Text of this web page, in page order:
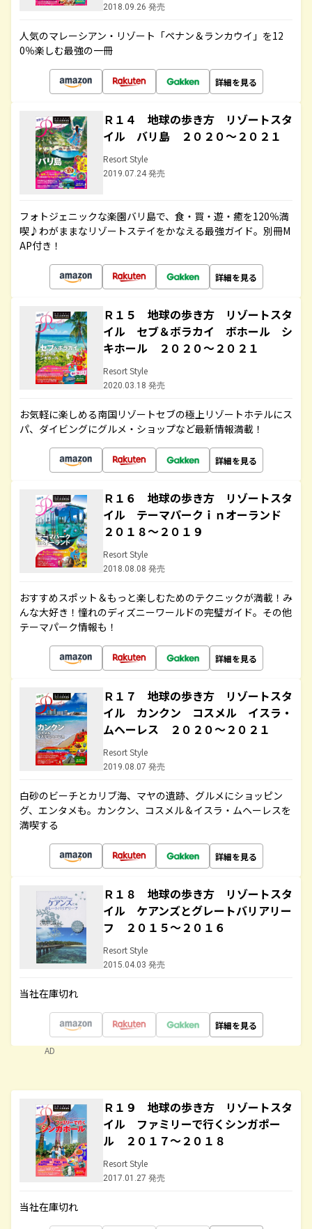
2018.09.26 発売
人気のマレーシアン・リゾート「ペナン＆ランカウイ」を12
0％楽しむ最強の一冊
詳細を見る
Ｒ１４ 地球の歩き方 リゾートスタ
イル バリ島 ２０２０～２０２１
Resort Style
2019.07.24 発売
フォトジェニックな楽園バリ島で、食・買・遊・癒を120％満
喫♪わがままなリゾートステイをかなえる最強ガイド。別冊M
AP付き！
詳細を見る
Ｒ１５ 地球の歩き方 リゾートスタ
イル セブ＆ボラカイ ボホール シ
キホール ２０２０～２０２１
Resort Style
2020.03.18 発売
お気軽に楽しめる南国リゾートセブの極上リゾートホテルにス
パ、ダイビングにグルメ・ショップなど最新情報満載！
詳細を見る
Ｒ１６ 地球の歩き方 リゾートスタ
イル テーマパークｉｎオーランド
２０１８～２０１９
Resort Style
2018.08.08 発売
おすすめスポット＆もっと楽しむためのテクニックが満載！み
んな大好き！憧れのディズニーワールドの完璧ガイド。その他
テーマパーク情報も！
詳細を見る
Ｒ１７ 地球の歩き方 リゾートスタ
イル カンクン コスメル イスラ・
ムヘーレス ２０２０～２０２１
Resort Style
2019.08.07 発売
白砂のビーチとカリブ海、マヤの遺跡、グルメにショッピン
グ、エンタメも。カンクン、コスメル＆イスラ・ムヘーレスを
満喫する
詳細を見る
Ｒ１８ 地球の歩き方 リゾートスタ
イル ケアンズとグレートバリアリー
フ ２０１５～２０１６
Resort Style
2015.04.03 発売
当社在庫切れ
詳細を見る
AD
Ｒ１９ 地球の歩き方 リゾートスタ
イル ファミリーで行くシンガポー
ル ２０１７～２０１８
Resort Style
2017.01.27 発売
当社在庫切れ